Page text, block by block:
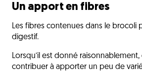
Un apport en fibres
Les fibres contenues dans le brocoli
digestif.
Lorsqu’il est donné
contribuer à apporter un peu de